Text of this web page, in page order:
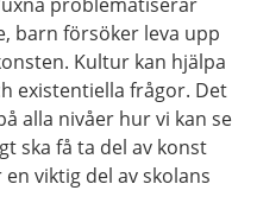
barn försöker leva upp
Kultur kan hjälpa
existentiella frågor. Det
alla nivåer hur vi kan se
ska få ta del av konst
viktig del av skolans